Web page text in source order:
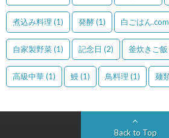
煮込み料理 (1) 発酵(1) 白ごはん.com
自家製野菜(1) 記念日 (2) 釜炊きご飯
高級中華(1) 鰻(1) 鳥料理 (1) 麺
Back to Top